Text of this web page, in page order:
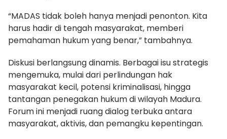
“MADAS tidak boleh hanya menjadi penonton. Kita
harus hadir di tengah masyarakat, memberi
pemahaman hukum yang benar,” tambahnya.
Diskusi berlangsung dinamis. Berbagai isu strategis
mengemuka, mulai dari perlindungan hak
masyarakat kecil, potensi kriminalisasi, hingga
tantangan penegakan hukum di wilayah Madura.
Forum ini menjadi ruang dialog terbuka antara
masyarakat, aktivis, dan pemangku kepentingan.